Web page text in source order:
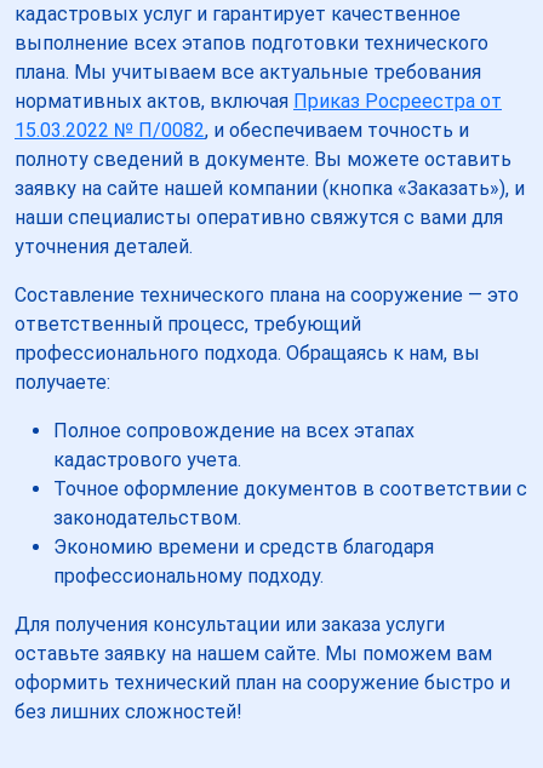
кадастровых услуг и гарантирует качественное
выполнение всех этапов подготовки технического
плана. Мы учитываем все актуальные требования
нормативных актов, включая Приказ Росреестра от
15.03.2022 № П/0082, и обеспечиваем точность и
полноту сведений в документе. Вы можете оставить
заявку на сайте нашей компании (кнопка «Заказать»), и
наши специалисты оперативно свяжутся с вами для
уточнения деталей.
Составление технического плана на сооружение — это
ответственный процесс, требующий
профессионального подхода. Обращаясь к нам, вы
получаете:
Полное сопровождение на всех этапах
кадастрового учета.
Точное оформление документов в соответствии с
законодательством.
Экономию времени и средств благодаря
профессиональному подходу.
Для получения консультации или заказа услуги
оставьте заявку на нашем сайте. Мы поможем вам
оформить технический план на сооружение быстро и
без лишних сложностей!